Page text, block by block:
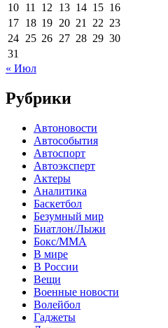
10 11 12 13 14 15 16
17 18 19 20 21 22 23
24 25 26 27 28 29 30
31
« Июл
Рубрики
Автоновости
Автособытия
Автоспорт
Автоэксперт
Актеры
Аналитика
Баскетбол
Безумный мир
Биатлон/Лыжи
Бокс/MMA
В мире
В России
Вещи
Военные новости
Волейбол
Гаджеты